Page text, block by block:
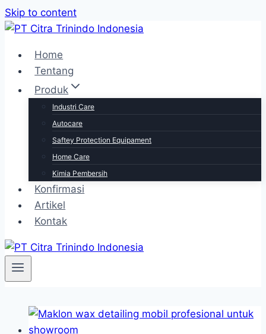
Skip to content
Home
Tentang
Produk
Industri Care
Autocare
Saftey Protection Equipament
Home Care
Kimia Pembersih
Konfirmasi
Artikel
Kontak